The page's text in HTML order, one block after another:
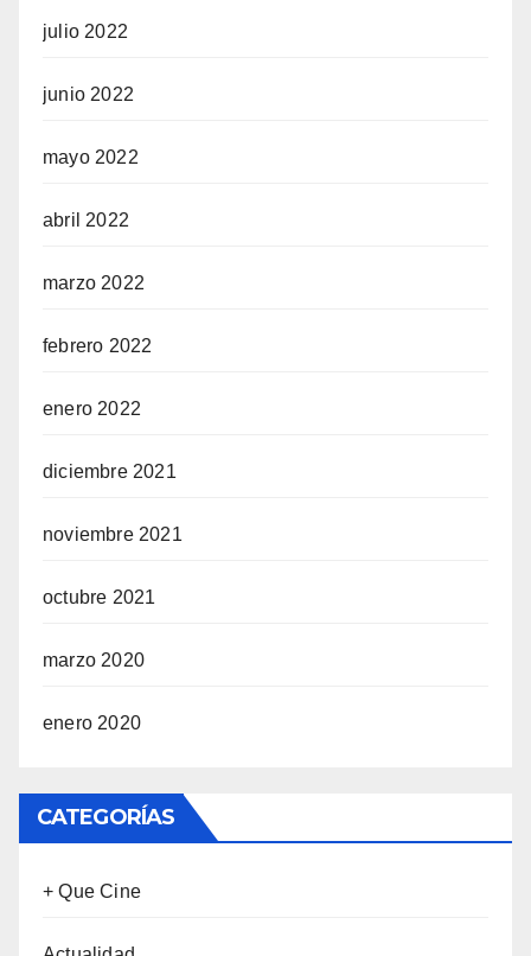
julio 2022
junio 2022
mayo 2022
abril 2022
marzo 2022
febrero 2022
enero 2022
diciembre 2021
noviembre 2021
octubre 2021
marzo 2020
enero 2020
CATEGORÍAS
+ Que Cine